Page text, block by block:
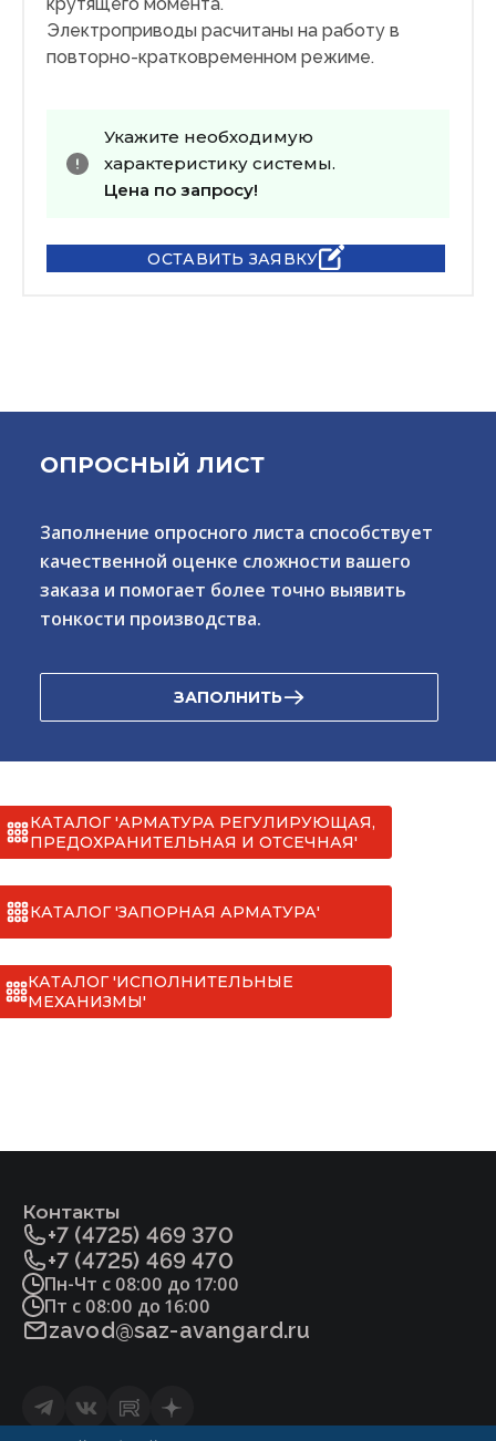
крутящего момента.
Электроприводы расчитаны на работу в
повторно-кратковременном режиме.
Укажите необходимую
характеристику системы.
Цена по запросу!
ОСТАВИТЬ ЗАЯВКУ
ОПРОСНЫЙ ЛИСТ
Заполнение опросного листа способствует
качественной оценке сложности вашего
заказа и помогает более точно выявить
тонкости производства.
ЗАПОЛНИТЬ
КАТАЛОГ 'АРМАТУРА РЕГУЛИРУЮЩАЯ,
ПРЕДОХРАНИТЕЛЬНАЯ И ОТСЕЧНАЯ'
КАТАЛОГ 'ЗАПОРНАЯ АРМАТУРА'
КАТАЛОГ 'ИСПОЛНИТЕЛЬНЫЕ
МЕХАНИЗМЫ'
Контакты
+7 (4725) 469 370
+7 (4725) 469 470
Пн-Чт с 08:00 до 17:00
Пт с 08:00 до 16:00
zavod@saz-avangard.ru